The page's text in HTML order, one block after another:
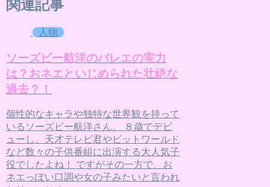
関連記事
人物
ソーズビー航洋のバレエの実力
は？おネエといじめられた壮絶な
過去？！
個性的なキャラや独特な世界観を持って
いるソーズビー航洋さん。 ８歳でデビ
ューし、天才テレビ君やビットワールド
など数々の子供番組に出演する大人気子
役でしたよね！ ですがその一方で、お
ネエっぽい口調や女の子みたいと言われ